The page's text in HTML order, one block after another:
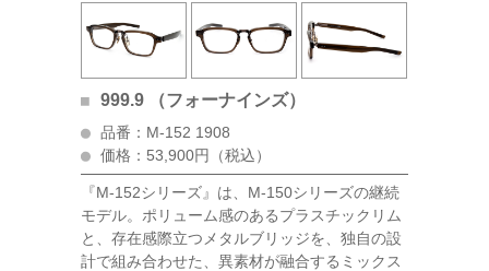
999.9 （フォーナインズ）
品番：M-152 1908
価格：53,900円（税込）
『M-152シリーズ』は、M-150シリーズの継続
モデル。ポリューム感のあるプラスチックリム
と、存在感際立つメタルブリッジを、独自の設
計で組み合わせた、異素材が融合するミックス